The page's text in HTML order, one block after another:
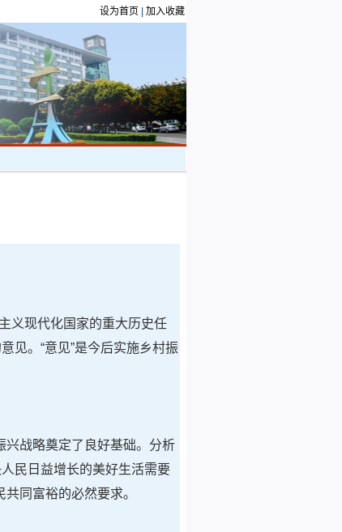
设为首页 加入收藏
义现代化国家的重大历史任
见。“意见”是今后实施乡村振
兴战略奠定了良好基础。分析
民日益增长的美好生活需要
同富裕的必然要求。